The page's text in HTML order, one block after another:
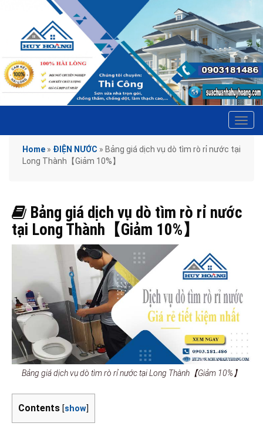
Home » ĐIỆN NƯỚC » Bảng giá dịch vụ dò tìm rò rỉ nước tại
Long Thành【Giảm 10%】
Bảng giá dịch vụ dò tìm rò rỉ nước
tại Long Thành【Giảm 10%】
Bảng giá dịch vụ dò tìm rò rỉ nước tại Long Thành【Giảm 10%】
Contents [show]